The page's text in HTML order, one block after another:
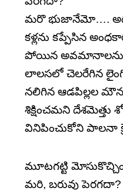
మరొ భుజానేమో….
కళ్లను కప్పేసిన
పోయిన అవమానాలను,
లాలసలో చెలరేగిన
నలిగిన ఆడపిల్లల
శిక్షించమని
వినిపించుకోని పాలనా
మూటగట్టి
మరి, బరువు పెరగదా?